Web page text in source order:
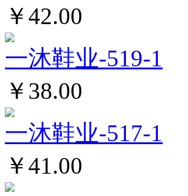
￥42.00
一沐鞋业-519-1
￥38.00
一沐鞋业-517-1
￥41.00